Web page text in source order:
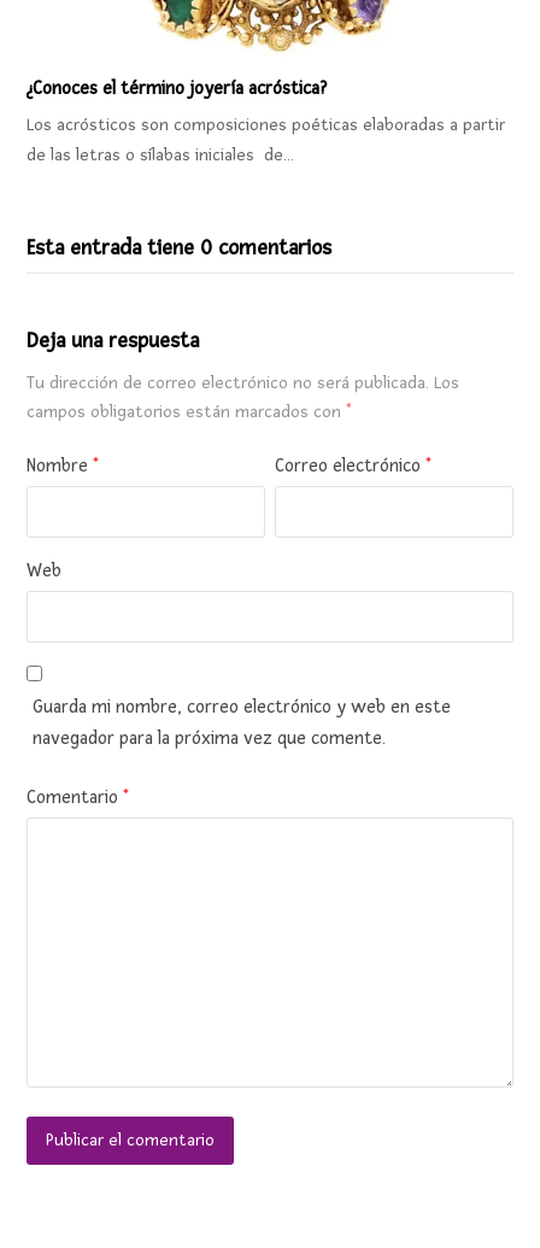
¿Conoces el término joyería acróstica?
Los acrósticos son composiciones poéticas elaboradas a partir
de las letras o sílabas iniciales de…
Esta entrada tiene 0 comentarios
Deja una respuesta
Tu dirección de correo electrónico no será publicada. Los
campos obligatorios están marcados con*
Nombre* Correo electrónico*
Web
Guarda mi nombre, correo electrónico y web en este
navegador para la próxima vez que comente.
Comentario*